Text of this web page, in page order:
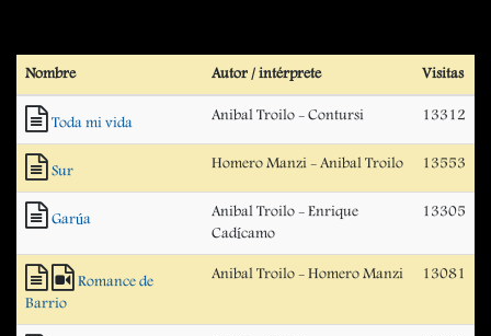
Nombre Autor / intérprete Visitas
Toda mi vida Anibal Troilo - Contursi 13312
Sur Homero Manzi - Anibal Troilo 13553
Garúa
Anibal Troilo - Enrique
Cadícamo
13305
Romance de
Barrio
Anibal Troilo - Homero Manzi 13081